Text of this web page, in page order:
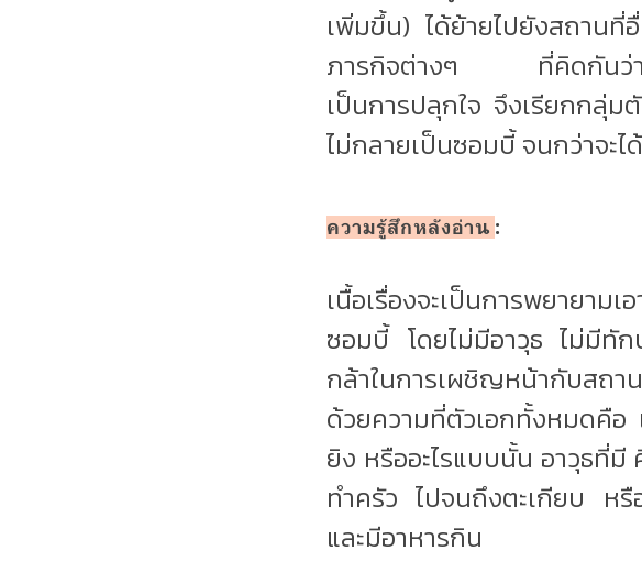
เพิ่มขึ้น) ได้ย้ายไปยังสถาน
ภารกิจต่างๆ ที่คิดกันว่าน่า
เป็นการปลุกใจ จึงเรียกกลุ่ม
ไม่กลายเป็นซอมบี้ จนกว่าจะไ
ความรู้สึกหลังอ่าน :
เนื้อเรื่องจะเป็นการพยายาม
ซอมบี้ โดยไม่มีอาวุธ ไม่มีทัก
กล้าในการเผชิญหน้ากับสถา
ด้วยความที่ตัวเอกทั้งหมดคือ
ยิง หรืออะไรแบบนั้น อาวุธที่
ทำครัว ไปจนถึงตะเกียบ ห
และมีอาหารกิน